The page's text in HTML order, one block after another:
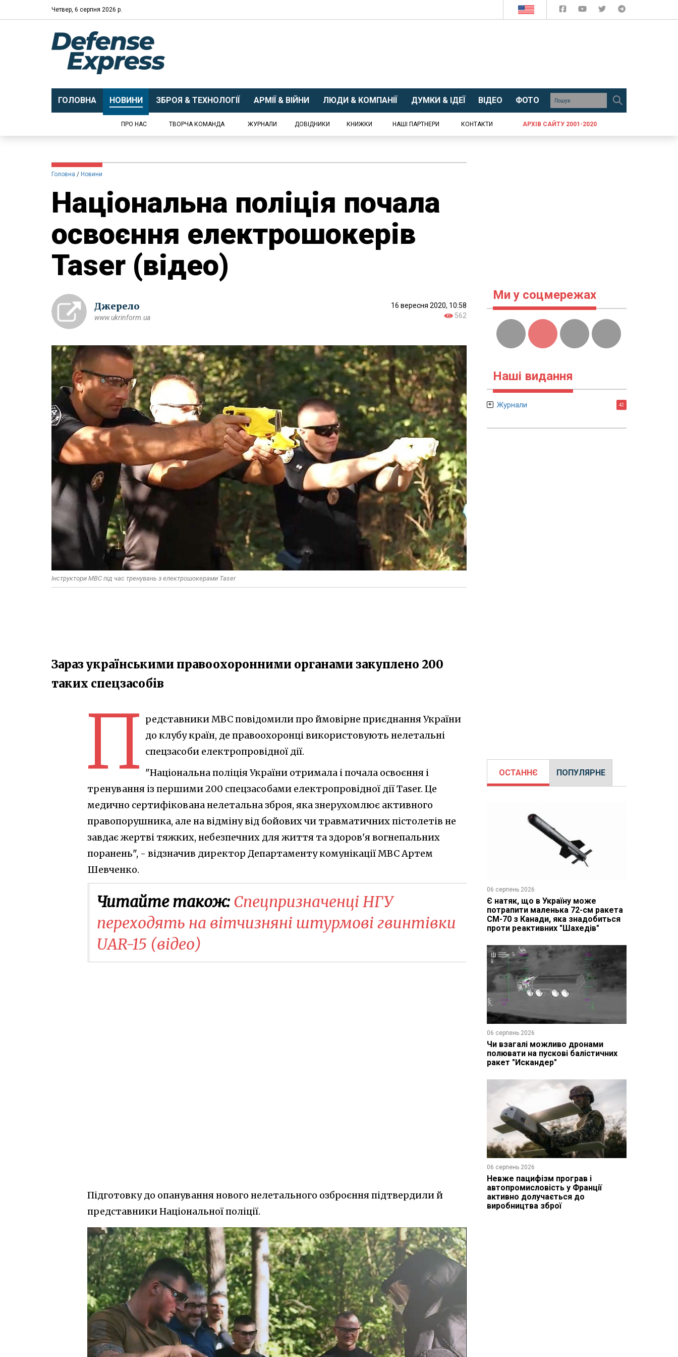
Четвер, 6 серпня 2026 р.
ГОЛОВНА НОВИНИ ЗБРОЯ & ТЕХНОЛОГІЇ АРМІЇ & ВІЙНИ ЛЮДИ & КОМПАНІЇ ДУМКИ & ІДЕЇ ВІДЕО ФОТО
ПРО НАС ТВОРЧА КОМАНДА ЖУРНАЛИ ДОВІДНИКИ КНИЖКИ НАШІ ПАРТНЕРИ КОНТАКТИ АРХІВ САЙТУ 2001-2020
Головна Новини
Національна поліція почала
освоєння електрошокерів
Taser (відео)
Джерело
www.ukrinform.ua
16 вересня 2020, 10:58
562
Інструктори МВС під час тренувань з електрошокерами Taser
Зараз українськими правоохоронними органами закуплено 200
таких спецзасобів
П редставники МВС повідомили про ймовірне приєднання України
до клубу країн, де правоохоронці використовують нелетальні
спецзасоби електропровідної дії.
"Національна поліція України отримала і почала освоєння і
тренування із першими 200 спецзасобами електропровідної дії Taser. Це
медично сертифікована нелетальна зброя, яка знерухомлює активного
правопорушника, але на відміну від бойових чи травматичних пістолетів не
завдає жертві тяжких, небезпечних для життя та здоров'я вогнепальних
поранень", - відзначив директор Департаменту комунікації МВС Артем
Шевченко.
Читайте також: Спецпризначенці НГУ
переходять на вітчизняні штурмові гвинтівки
UAR-15 (відео)
Підготовку до опанування нового нелетального озброєння підтвердили й
представники Національної поліції.
Ми у соцмережах
Наші видання
Журнали 42
ОСТАННЄ ПОПУЛЯРНЕ
06 серпень 2026
Є натяк, що в Україну може
потрапити маленька 72-см ракета
CM-70 з Канади, яка знадобиться
проти реактивних "Шахедів"
06 серпень 2026
Чи взагалі можливо дронами
полювати на пускові балістичних
ракет "Искандер"
06 серпень 2026
Невже пацифізм програв і
автопромисловість у Франції
активно долучається до
виробництва зброї